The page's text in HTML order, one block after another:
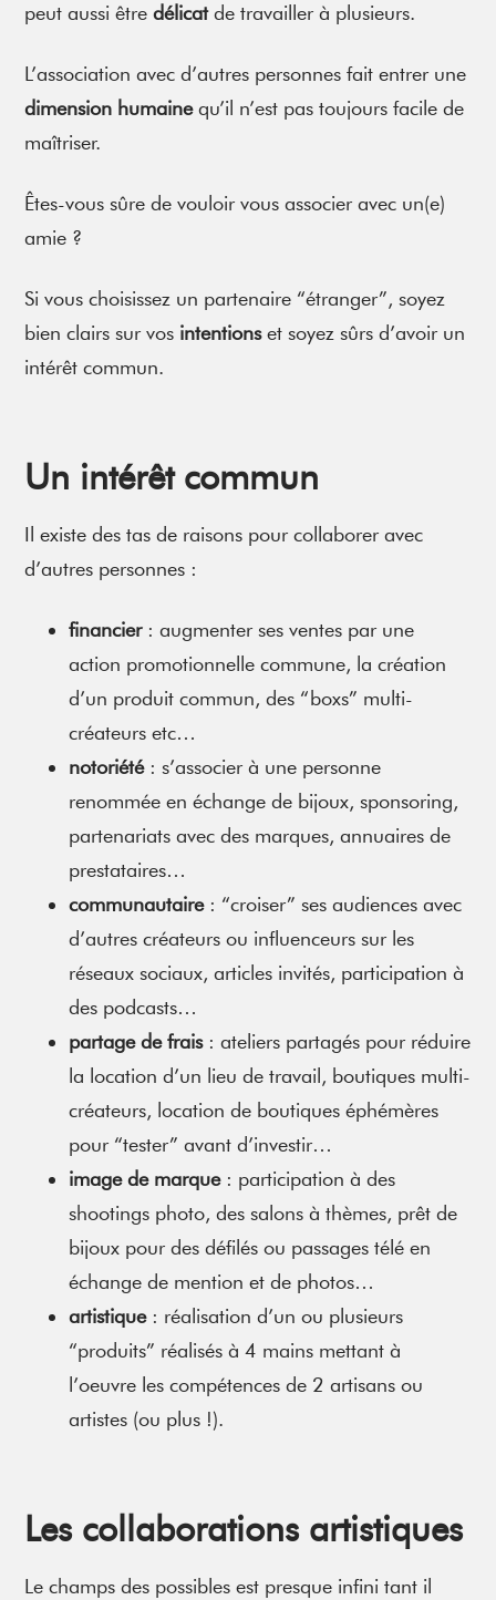
peut aussi êtredélicatde travailler à plusieurs.
L’association avec d’autres personnes fait entrer une
dimension humainequ’il n’est pas toujours facile de
maîtriser.
Êtes-vous sûre de vouloir vous associer avec un(e)
amie ?
Si vous choisissez un partenaire “étranger”, soyez
bien clairs sur vos intentionset soyez sûrs d’avoir un
intérêt commun.
Un intérêt commun
Il existe des tas de raisons pour collaborer avec
d’autres personnes :
financier : augmenter ses ventes par une
action promotionnelle commune, la création
d’un produit commun, des “boxs” multi-
créateurs etc…
notoriété : s’associer à une personne
renommée en échange de bijoux, sponsoring,
partenariats avec des marques, annuaires de
prestataires…
communautaire : “croiser” ses audiences avec
d’autres créateurs ou influenceurs sur les
réseaux sociaux, articles invités, participation à
des podcasts…
partage de frais: ateliers partagés pour réduire
la location d’un lieu de travail, boutiques multi-
créateurs, location de boutiques éphémères
pour “tester” avant d’investir…
image de marque: participation à des
shootings photo, des salons à thèmes, prêt de
bijoux pour des défilés ou passages télé en
échange de mention et de photos…
artistique : réalisation d’un ou plusieurs
“produits” réalisés à 4 mains mettant à
l’oeuvre les compétences de 2 artisans ou
artistes (ou plus !).
Les collaborations artistiques
Le champs des possibles est presque infini tant il